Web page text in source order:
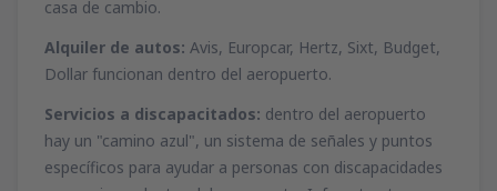
casa de cambio.
Alquiler de autos: Avis, Europcar, Hertz, Sixt, Budget,
Dollar funcionan dentro del aeropuerto.
Servicios a discapacitados: dentro del aeropuerto
hay un "camino azul", un sistema de señales y puntos
específicos para ayudar a personas con discapacidades